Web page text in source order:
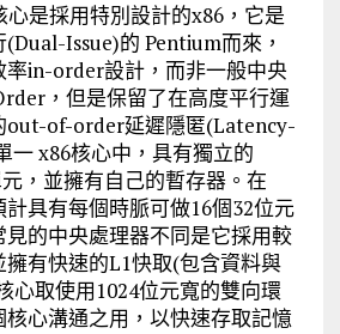
是採用特別設計的x86，它是
Issue)的 Pentium而來，
率in-order設計，而非一般中央
，但是保留了在高度平行運
out-of-order延遲隱匿(Latency-
一 x86核心中，具有獨立的
，並擁有自己的暫存器。在
具有每個時脈可做16個32位元
的中央處理器不同是它採用較
有快速的L1快取(包含資料與
心取使用1024位元寬的雙向環
心溝通之用，以快速存取記憶